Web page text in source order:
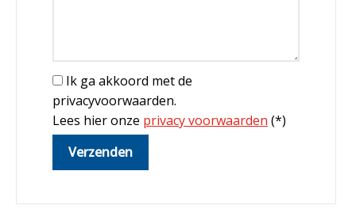
Ik ga akkoord met de
privacyvoorwaarden.
Lees hier onze privacy voorwaarden (*)